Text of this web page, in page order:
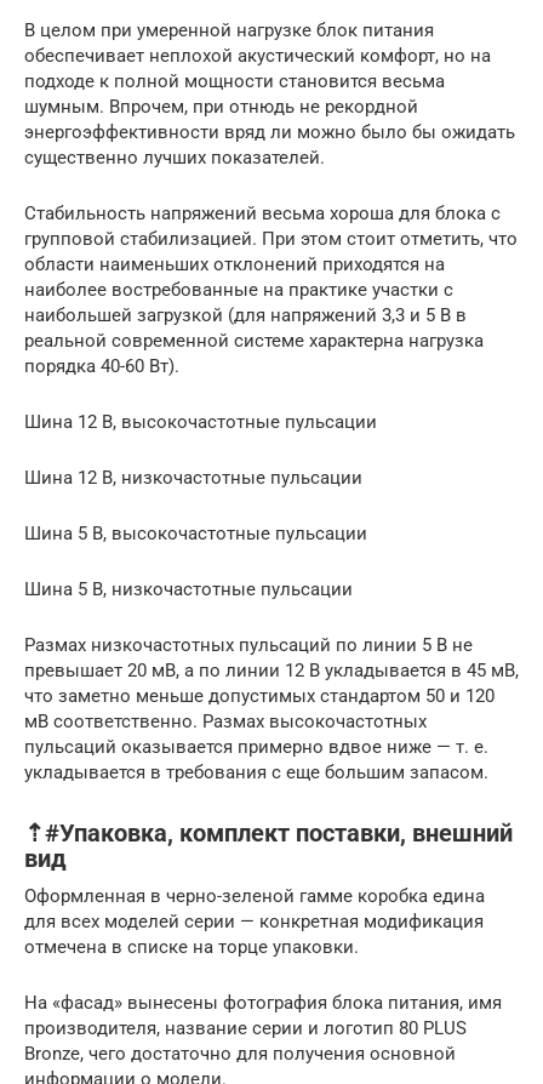
В целом при умеренной нагрузке блок питания
обеспечивает неплохой акустический комфорт, но на
подходе к полной мощности становится весьма
шумным. Впрочем, при отнюдь не рекордной
энергоэффективности вряд ли можно было бы ожидать
существенно лучших показателей.
Стабильность напряжений весьма хороша для блока с
групповой стабилизацией. При этом стоит отметить, что
области наименьших отклонений приходятся на
наиболее востребованные на практике участки с
наибольшей загрузкой (для напряжений 3,3 и 5 В в
реальной современной системе характерна нагрузка
порядка 40-60 Вт).
Шина 12 В, высокочастотные пульсации
Шина 12 В, низкочастотные пульсации
Шина 5 В, высокочастотные пульсации
Шина 5 В, низкочастотные пульсации
Размах низкочастотных пульсаций по линии 5 В не
превышает 20 мВ, а по линии 12 В укладывается в 45 мВ,
что заметно меньше допустимых стандартом 50 и 120
мВ соответственно. Размах высокочастотных
пульсаций оказывается примерно вдвое ниже — т. е.
укладывается в требования с еще большим запасом.
⇡#Упаковка, комплект поставки, внешний
вид
Оформленная в черно-зеленой гамме коробка едина
для всех моделей серии — конкретная модификация
отмечена в списке на торце упаковки.
На «фасад» вынесены фотография блока питания, имя
производителя, название серии и логотип 80 PLUS
Bronze, чего достаточно для получения основной
информации о модели.